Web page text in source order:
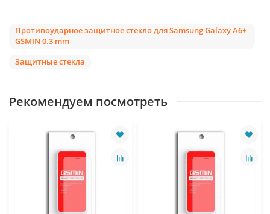
Противоударное защитное стекло для Samsung Galaxy A6+
GSMIN 0.3 mm
Защитные стекла
Рекомендуем посмотреть